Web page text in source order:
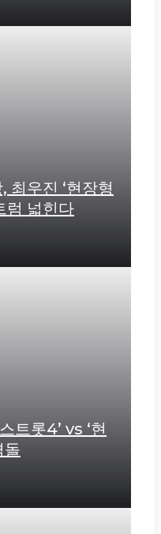
최우진 ‘현장형
럼 넓힌다
트롯4’ vs ‘현
돌